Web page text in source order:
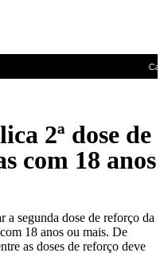
2ª dose de
com 18 anos
segunda dose de reforço da
18 anos ou mais. De
as doses de reforço deve